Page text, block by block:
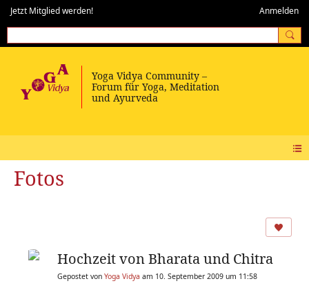
Jetzt Mitglied werden! Anmelden
Fotos
Hochzeit von Bharata und Chitra
Gepostet von Yoga Vidya am 10. September 2009 um 11:58